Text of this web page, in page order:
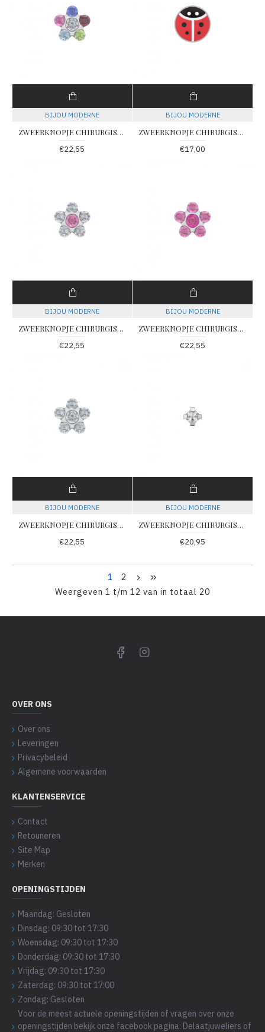
BIJOU MODERNE
ZWEERKNOPJE CHIRURGISCH STAAL MET GEKLEURDE ZIRKONIA IN BLOEMMOTIEF (Betreft 1 suks) - 79202 - 163
€22,55
BIJOU MODERNE
ZWEERKNOPJE CHIRURGISCH STAAL MET LIEVE HEERS BEESTJE MOTIEF (Betreft 1 suks) - 79203 - 174
€17,00
BIJOU MODERNE
ZWEERKNOPJE CHIRURGISCH STAAL MET ROSE EN WITTE ZIRKONIA IN BLOEMMOTIEF (Betreft 1 suks) - 79199 - 157
€22,55
BIJOU MODERNE
ZWEERKNOPJE CHIRURGISCH STAAL MET ROSE/FUCHSIA ZIRKONIA IN BLOEMMOTIEF (Betreft 1 suks) - 79201 - 159
€22,55
BIJOU MODERNE
ZWEERKNOPJE CHIRURGISCH STAAL MET WITTE ZIRKONIA IN BLOEMMOTIEF (Betreft 1 suks) - 79198 - 154
€22,55
BIJOU MODERNE
ZWEERKNOPJE CHIRURGISCH STAAL MET ZIRKONIA IN 4 POOTS CHATON 2MM (Betreft 1 suks) - 79191 - 109
€20,95
1
2
Weergeven 1 t/m 12 van in totaal 20
OVER ONS
Over ons
Leveringen
Privacybeleid
Algemene voorwaarden
KLANTENSERVICE
Contact
Retouneren
Site Map
Merken
OPENINGSTIJDEN
Maandag: Gesloten
Dinsdag: 09:30 tot 17:30
Woensdag: 09:30 tot 17:30
Donderdag: 09:30 tot 17:30
Vrijdag: 09:30 tot 17:30
Zaterdag: 09:30 tot 17:00
Zondag: Gesloten
Voor de meest actuele openingstijden of vragen over onze
openingstijden bekijk onze facebook pagina: Delaatjuweliers of